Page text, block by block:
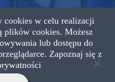
Wszystkie prawa
cookies w celu realizacji
plików cookies. Możesz
lub dostępu do
Zapoznaj się z